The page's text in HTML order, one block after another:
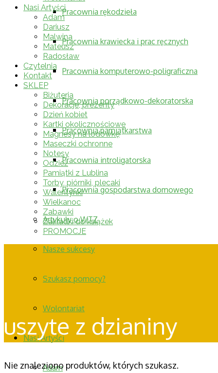
Pracownia rękodzieła
Pracownia krawiecka i prac ręcznych
Pracownia komputerowo-poligraficzna
Pracownia porządkowo-dekoratorska
Pracownia pamiątkarstwa
Pracownia introligatorska
Pracownia gospodarstwa domowego
Artykuły o WTZ
Nasze sukcesy
Szukasz pomocy?
Wolontariat
Nasi Artyści
Adam
Nasi Artyści
Adam
Dariusz
Malwina
Mateusz
Radosław
Czytelnia
Kontakt
SKLEP
Biżuteria
Dekoracje, prezenty
Dzień kobiet
Kartki okolicznościowe
Magnesy na lodówkę
Maseczki ochronne
Notesy
Odzież
Pamiątki z Lublina
Torby, piórniki, plecaki
Walentynki
Wielkanoc
Zabawki
Zakładki do książek
PROMOCJE
uszyte z dzianiny
Nie znaleziono produktów, których szukasz.